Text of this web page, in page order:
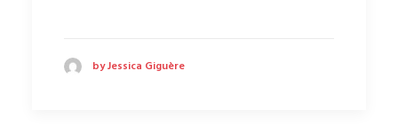
by Jessica Giguère